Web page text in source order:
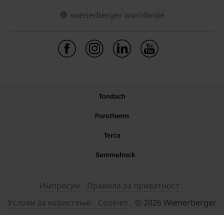
wienerberger worldwide
Импресум
Правила за приватност
Услови за користење
Cookies © 2026 Wienerberger